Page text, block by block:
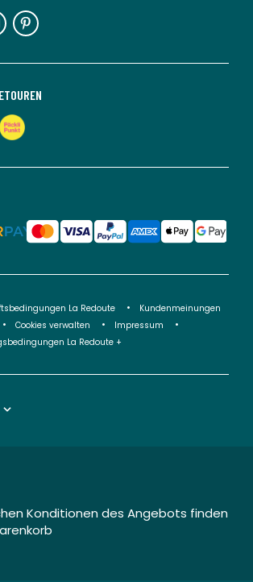
La Redoute
Kundenmeinungen
Cookies verwalten
Impressum
La Redoute +
Konditionen des Angebots finden